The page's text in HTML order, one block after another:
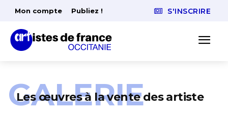
Mon compte Publiez ! S'INSCRIRE
Les œuvres à la vente des artiste
GALERIE